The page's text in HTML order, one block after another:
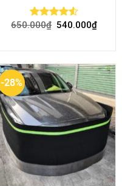
Rated4.51
650.000₫ 540.000₫
-28%